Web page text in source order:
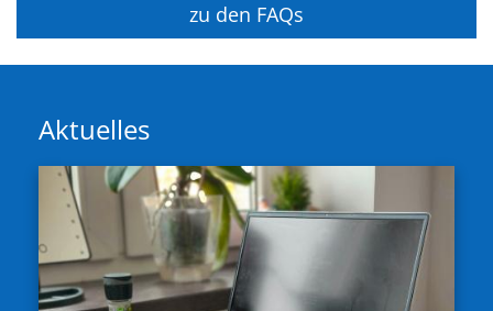
zu den FAQs
Aktuelles